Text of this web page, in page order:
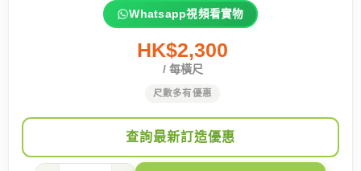
Whatsapp視頻看實物
HK$2,300
/ 每橫尺
尺數多有優惠
查詢最新訂造優惠